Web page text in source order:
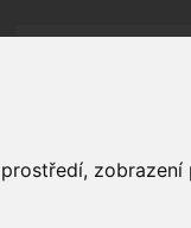
zobrazení